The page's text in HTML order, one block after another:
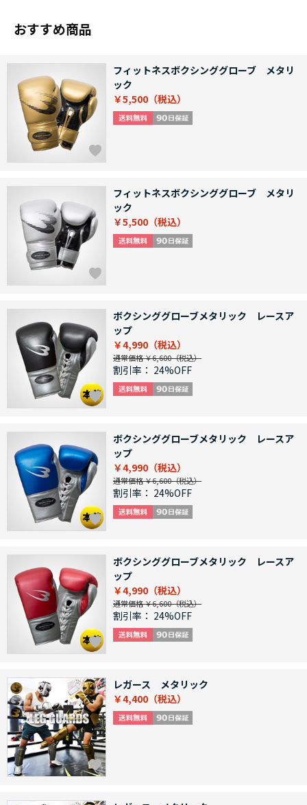
おすすめ商品
フィットネスボクシンググローブ メタリ
ック
￥5,500
フィットネスボクシンググローブ メタリ
ック
￥5,500
ボクシンググローブメタリック レースア
ップ
￥4,990
通常価格 ￥6,600
割引率： 24%OFF
ボクシンググローブメタリック レースア
ップ
￥4,990
通常価格 ￥6,600
割引率： 24%OFF
ボクシンググローブメタリック レースア
ップ
￥4,990
通常価格 ￥6,600
割引率： 24%OFF
レガース メタリック
￥4,400